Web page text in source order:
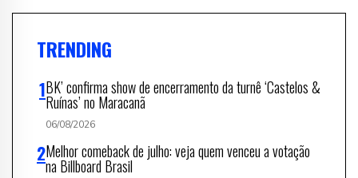
TRENDING
BK’ confirma show de encerramento da turnê ‘Castelos &
Ruínas’ no Maracanã
06/08/2026
Melhor comeback de julho: veja quem venceu a votação
na Billboard Brasil